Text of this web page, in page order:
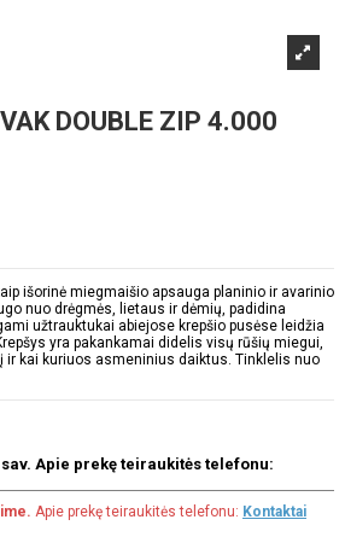
DOUBLE ZIP 4.000
išorinė miegmaišio apsauga planinio ir avarinio
nuo drėgmės, lietaus ir dėmių, padidina
užtrauktukai abiejose krepšio pusėse leidžia
yra pakankamai didelis visų rūšių miegui,
ir kai kuriuos asmeninius daiktus. Tinklelis nuo
Apie prekę teiraukitės telefonu:
Apie prekę teiraukitės telefonu: Kontaktai